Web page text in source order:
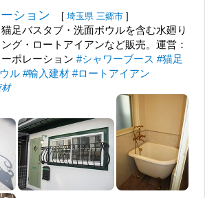
ション [ 埼玉県 三郷市 ]
足バスタブ・洗面ボウルを含む水廻り
グ・ロートアイアンなど販売。運営：
ポレーション#シャワーブース #猫足
ル #輸入建材 #ロートアイアン